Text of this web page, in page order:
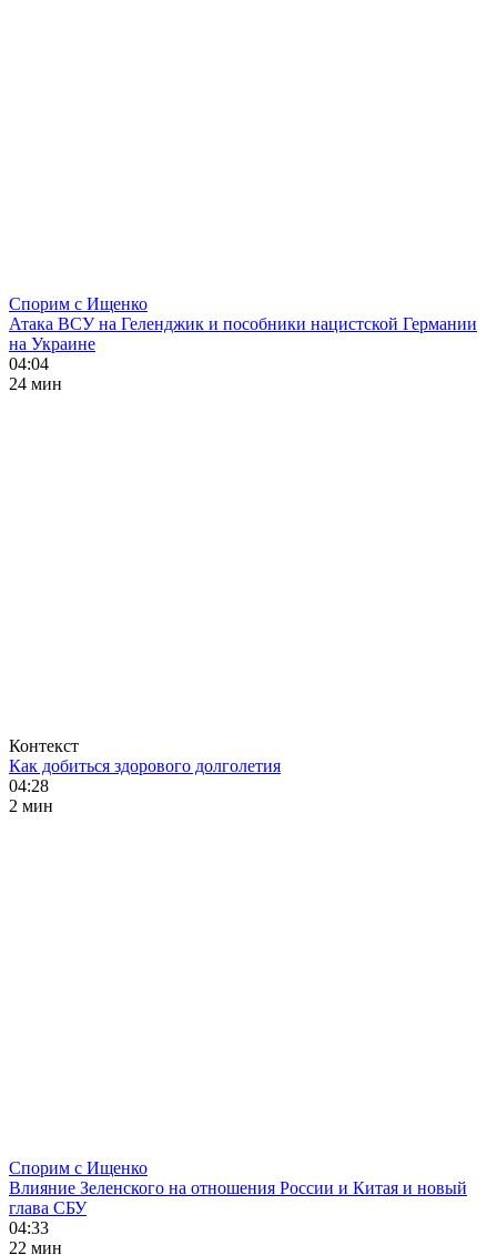
Спорим с Ищенко
Атака ВСУ на Геленджик и пособники нацистской Германии
на Украине
04:04
24 мин
Контекст
Как добиться здорового долголетия
04:28
2 мин
Спорим с Ищенко
Влияние Зеленского на отношения России и Китая и новый
глава СБУ
04:33
22 мин